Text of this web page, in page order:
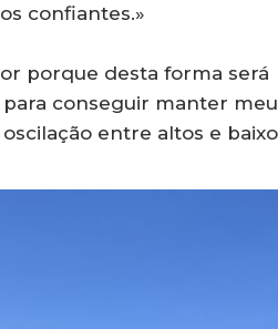
confiantes.»
porque desta forma será
conseguir manter meu
entre altos e